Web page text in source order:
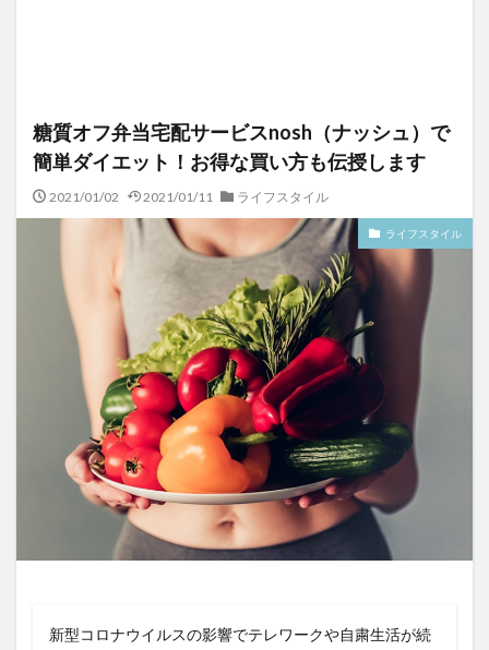
糖質オフ弁当宅配サービスnosh（ナッシュ）で
簡単ダイエット！お得な買い方も伝授します
2021/01/02 2021/01/11 ライフスタイル
ライフスタイル
新型コロナウイルスの影響でテレワークや自粛生活が続